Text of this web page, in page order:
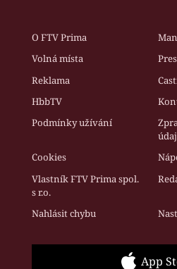
O FTV Prima
Volná místa
Reklama
HbbTV
Podmínky užívání
Cookies
Vlastník FTV Prima spol.
s r.o.
Nahlásit chybu
App